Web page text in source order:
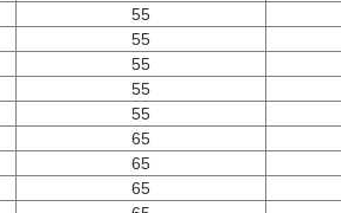
55
55
55
55
55
65
65
65